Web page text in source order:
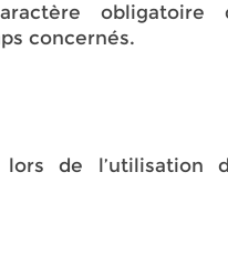
obligatoire
concernés.
de l’utilisation